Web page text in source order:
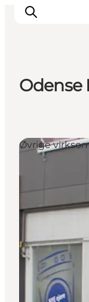
Oplevelser
Odense
Øvrige